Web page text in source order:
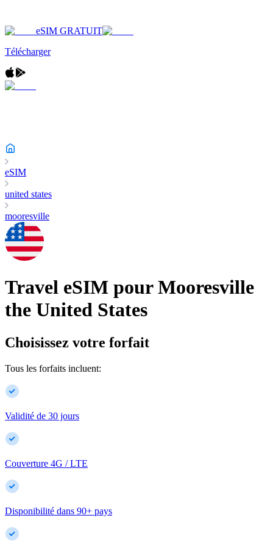
eSIM GRATUIT
Télécharger
eSIM
united states
mooresville
Travel eSIM pour Mooresville
the United States
Choisissez votre forfait
Tous les forfaits incluent:
Validité de 30 jours
Couverture 4G / LTE
Disponibilité dans 90+ pays